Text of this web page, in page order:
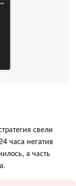
свели
часа негатив
а часть